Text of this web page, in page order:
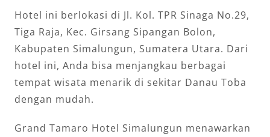
Hotel ini berlokasi di Jl. Kol. TPR Sinaga No.29,
Tiga Raja, Kec. Girsang Sipangan Bolon,
Kabupaten Simalungun, Sumatera Utara. Dari
hotel ini, Anda bisa menjangkau berbagai
tempat wisata menarik di sekitar Danau Toba
dengan mudah.
Grand Tamaro Hotel Simalungun menawarkan